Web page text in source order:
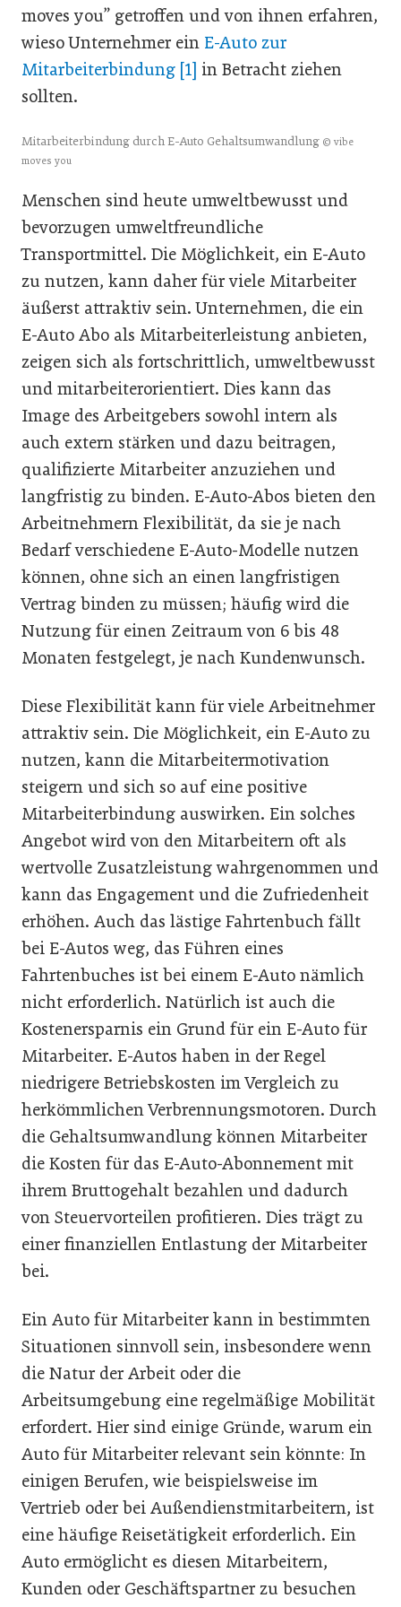
moves you” getroffen und von ihnen erfahren,
wieso Unternehmer ein E-Auto zur
Mitarbeiterbindung [1] in Betracht ziehen
sollten.
Mitarbeiterbindung durch E-Auto Gehaltsumwandlung © vibe
moves you
Menschen sind heute umweltbewusst und
bevorzugen umweltfreundliche
Transportmittel. Die Möglichkeit, ein E-Auto
zu nutzen, kann daher für viele Mitarbeiter
äußerst attraktiv sein. Unternehmen, die ein
E-Auto Abo als Mitarbeiterleistung anbieten,
zeigen sich als fortschrittlich, umweltbewusst
und mitarbeiterorientiert. Dies kann das
Image des Arbeitgebers sowohl intern als
auch extern stärken und dazu beitragen,
qualifizierte Mitarbeiter anzuziehen und
langfristig zu binden. E-Auto-Abos bieten den
Arbeitnehmern Flexibilität, da sie je nach
Bedarf verschiedene E-Auto-Modelle nutzen
können, ohne sich an einen langfristigen
Vertrag binden zu müssen; häufig wird die
Nutzung für einen Zeitraum von 6 bis 48
Monaten festgelegt, je nach Kundenwunsch.
Diese Flexibilität kann für viele Arbeitnehmer
attraktiv sein. Die Möglichkeit, ein E-Auto zu
nutzen, kann die Mitarbeitermotivation
steigern und sich so auf eine positive
Mitarbeiterbindung auswirken. Ein solches
Angebot wird von den Mitarbeitern oft als
wertvolle Zusatzleistung wahrgenommen und
kann das Engagement und die Zufriedenheit
erhöhen. Auch das lästige Fahrtenbuch fällt
bei E-Autos weg, das Führen eines
Fahrtenbuches ist bei einem E-Auto nämlich
nicht erforderlich. Natürlich ist auch die
Kostenersparnis ein Grund für ein E-Auto für
Mitarbeiter. E-Autos haben in der Regel
niedrigere Betriebskosten im Vergleich zu
herkömmlichen Verbrennungsmotoren. Durch
die Gehaltsumwandlung können Mitarbeiter
die Kosten für das E-Auto-Abonnement mit
ihrem Bruttogehalt bezahlen und dadurch
von Steuervorteilen profitieren. Dies trägt zu
einer finanziellen Entlastung der Mitarbeiter
bei.
Ein Auto für Mitarbeiter kann in bestimmten
Situationen sinnvoll sein, insbesondere wenn
die Natur der Arbeit oder die
Arbeitsumgebung eine regelmäßige Mobilität
erfordert. Hier sind einige Gründe, warum ein
Auto für Mitarbeiter relevant sein könnte: In
einigen Berufen, wie beispielsweise im
Vertrieb oder bei Außendienstmitarbeitern, ist
eine häufige Reisetätigkeit erforderlich. Ein
Auto ermöglicht es diesen Mitarbeitern,
Kunden oder Geschäftspartner zu besuchen